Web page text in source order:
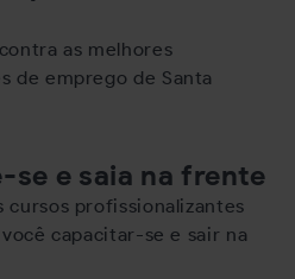
as melhores
de emprego de Santa
se e saia na frente
cursos profissionalizantes
capacitar-se e sair na